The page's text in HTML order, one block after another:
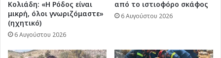
Κολιάδη: «Η Ρόδος είναι
μικρή, όλοι γνωριζόμαστε»
(ηχητικό)
6 Αυγούστου 2026
από το ιστιοφόρο σκάφος
6 Αυγούστου 2026